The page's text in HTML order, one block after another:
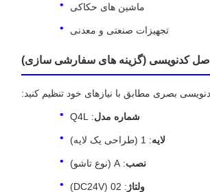
ماشین های حکاکی
تجهیزات صنعتی و معدنی
اصل کدنویسی (گزینه های سفارشی سازی)
شماره مدل: Q4L
لایه: 1 (طراحی یک لایه)
نصب: A (نوع تاشو)
ولتاژ : 02 (DC24V)